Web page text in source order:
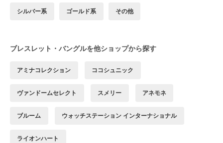
シルバー系 ゴールド系 その他
ブレスレット・バングルを他ショップから探す
アミナコレクション ココシュニック
ヴァンドームセレクト スメリー アネモネ
ブルーム ウォッチステーション インターナショナル
ライオンハート